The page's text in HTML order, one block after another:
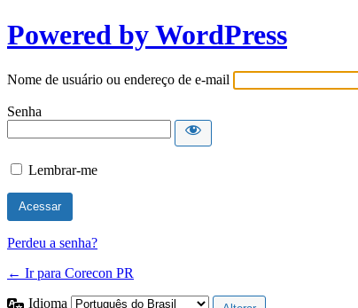
Powered by WordPress
Nome de usuário ou endereço de e-mail
Senha
Lembrar-me
Perdeu a senha?
← Ir para Corecon PR
Idioma